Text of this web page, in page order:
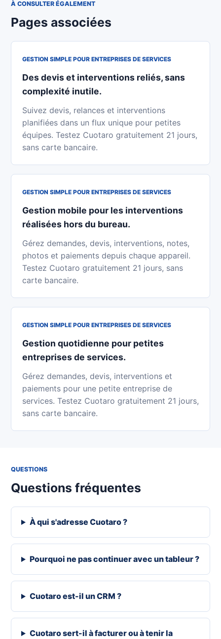
À CONSULTER ÉGALEMENT
Pages associées
GESTION SIMPLE POUR ENTREPRISES DE SERVICES
Des devis et interventions reliés, sans
complexité inutile.
Suivez devis, relances et interventions
planifiées dans un flux unique pour petites
équipes. Testez Cuotaro gratuitement 21 jours,
sans carte bancaire.
GESTION SIMPLE POUR ENTREPRISES DE SERVICES
Gestion mobile pour les interventions
réalisées hors du bureau.
Gérez demandes, devis, interventions, notes,
photos et paiements depuis chaque appareil.
Testez Cuotaro gratuitement 21 jours, sans
carte bancaire.
GESTION SIMPLE POUR ENTREPRISES DE SERVICES
Gestion quotidienne pour petites
entreprises de services.
Gérez demandes, devis, interventions et
paiements pour une petite entreprise de
services. Testez Cuotaro gratuitement 21 jours,
sans carte bancaire.
QUESTIONS
Questions fréquentes
À qui s'adresse Cuotaro ?
Pourquoi ne pas continuer avec un tableur ?
Cuotaro est-il un CRM ?
Cuotaro sert-il à facturer ou à tenir la